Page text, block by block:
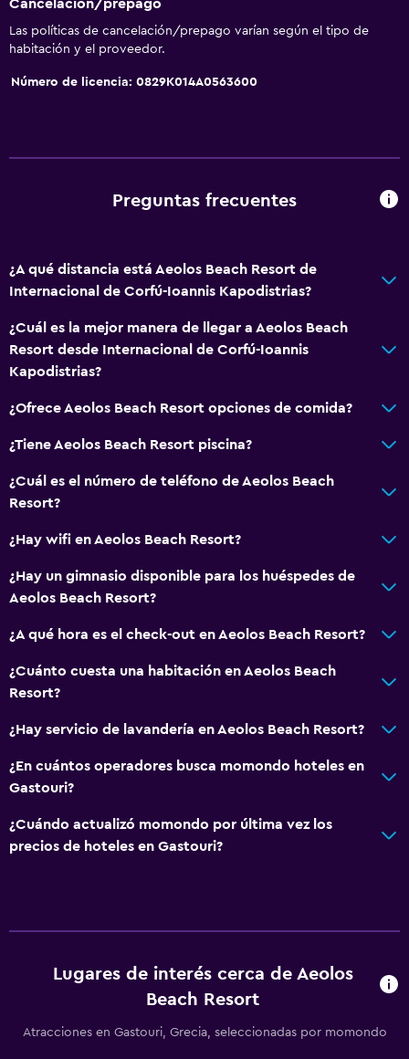
Cancelación/prepago
Las políticas de cancelación/prepago varían según el tipo de
habitación y el proveedor.
Número de licencia: 0829K014A0563600
Preguntas frecuentes
¿A qué distancia está Aeolos Beach Resort de
Internacional de Corfú-Ioannis Kapodistrias?
¿Cuál es la mejor manera de llegar a Aeolos Beach
Resort desde Internacional de Corfú-Ioannis
Kapodistrias?
¿Ofrece Aeolos Beach Resort opciones de comida?
¿Tiene Aeolos Beach Resort piscina?
¿Cuál es el número de teléfono de Aeolos Beach
Resort?
¿Hay wifi en Aeolos Beach Resort?
¿Hay un gimnasio disponible para los huéspedes de
Aeolos Beach Resort?
¿A qué hora es el check-out en Aeolos Beach Resort?
¿Cuánto cuesta una habitación en Aeolos Beach
Resort?
¿Hay servicio de lavandería en Aeolos Beach Resort?
¿En cuántos operadores busca momondo hoteles en
Gastouri?
¿Cuándo actualizó momondo por última vez los
precios de hoteles en Gastouri?
Lugares de interés cerca de Aeolos
Beach Resort
Atracciones en Gastouri, Grecia, seleccionadas por momondo